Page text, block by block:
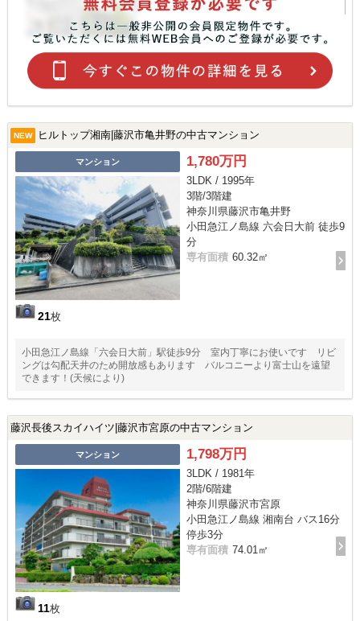
NEW ヒルトップ湘南|藤沢市亀井野の中古マンション
マンション
21枚
1,780万円
3LDK / 1995年
3階/3階建
神奈川県藤沢市亀井野
小田急江ノ島線 六会日大前 徒歩9
分
専有面積 60.32㎡
小田急江ノ島線「六会日大前」駅徒歩9分 室内丁寧にお使いです リビ
ングは勾配天井のため開放感もあります バルコニーより富士山を遠望
できます！(天候により)
藤沢長後スカイハイツ|藤沢市宮原の中古マンション
マンション
11枚
1,798万円
3LDK / 1981年
2階/6階建
神奈川県藤沢市宮原
小田急江ノ島線 湘南台 バス16分
停歩3分
専有面積 74.01㎡